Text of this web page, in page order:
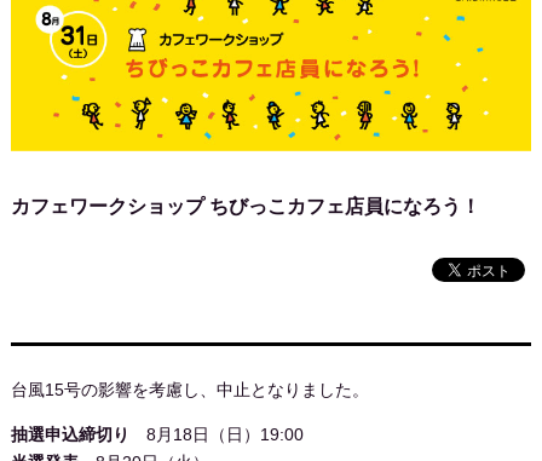
カフェワークショップ ちびっこカフェ店員になろう！
台風15号の影響を考慮し、中止となりました。
抽選申込締切り
8月18日（日）19:00